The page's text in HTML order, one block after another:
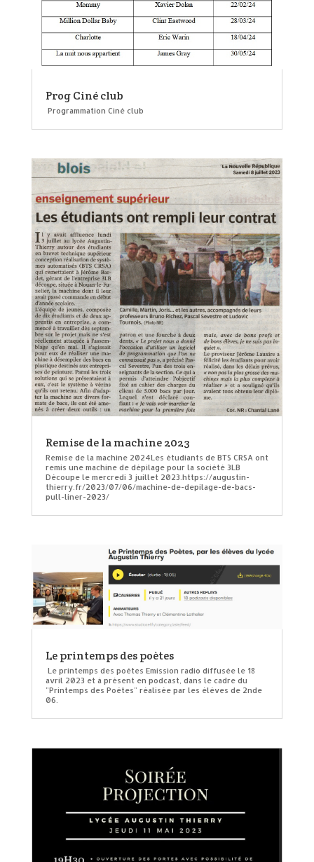
Prog Ciné club
Programmation Ciné club
Remise de la machine 2023
Remise de la machine 2024Les étudiants de BTS CRSA ont
remis une machine de dépilage pour la société 3LB
Découpe le mercredi 3 juillet 2023.https://augustin-
thierry.fr/2023/07/06/machine-de-depilage-de-bacs-
pull-liner-2023/
Le printemps des poètes
Le printemps des poètes Emission radio diffusée le 18
avril 2023 et à présent en podcast, dans le cadre du
"Printemps des Poètes" réalisée par les élèves de 2nde
06.